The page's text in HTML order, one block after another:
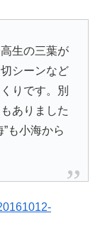
生の三葉が
シーンなど
りです。別
ありました
も小海から